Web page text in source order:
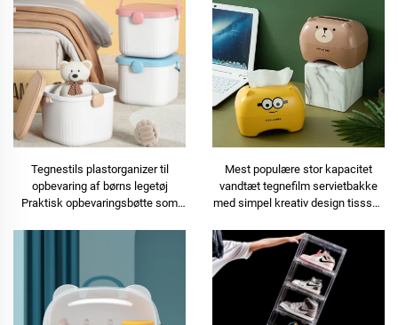
Tegnestils plastorganizer til
opbevaring af børns legetøj
Praktisk opbevaringsbøtte som
soveværelse eller til baby
Mest populære stor kapacitet
vandtæt tegnefilm servietbakke
med simpel kreativ design tisssue